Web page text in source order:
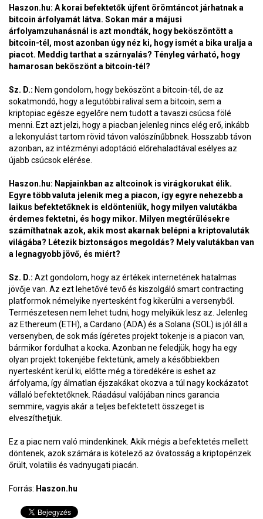
Haszon.hu: A korai befektetők újfent örömtáncot járhatnak a
bitcoin árfolyamát látva. Sokan már a májusi
árfolyamzuhanásnál is azt mondták, hogy beköszöntött a
bitcoin-tél, most azonban úgy néz ki, hogy ismét a bika uralja a
piacot. Meddig tarthat a szárnyalás? Tényleg várható, hogy
hamarosan beköszönt a bitcoin-tél?
Sz. D.: Nem gondolom, hogy beköszönt a bitcoin-tél, de az
sokatmondó, hogy a legutóbbi ralival sem a bitcoin, sem a
kriptopiac egésze egyelőre nem tudott a tavaszi csúcsa fölé
menni. Ezt azt jelzi, hogy a piacban jelenleg nincs elég erő, inkább
a lekonyulást tartom rövid távon valószínűbbnek. Hosszabb távon
azonban, az intézményi adoptáció előrehaladtával esélyes az
újabb csúcsok elérése.
Haszon.hu: Napjainkban az altcoinok is virágkorukat élik.
Egyre több valuta jelenik meg a piacon, így egyre nehezebb a
laikus befektetőknek is eldönteniük, hogy milyen valutákba
érdemes fektetni, és hogy mikor. Milyen megtérülésekre
számíthatnak azok, akik most akarnak belépni a kriptovaluták
világába? Létezik biztonságos megoldás? Mely valutákban van
a legnagyobb jövő, és miért?
Sz. D.: Azt gondolom, hogy az értékek internetének hatalmas
jövője van. Az ezt lehetővé tevő és kiszolgáló smart contracting
platformok némelyike nyertesként fog kikerülni a versenyből.
Természetesen nem lehet tudni, hogy melyikük lesz az. Jelenleg
az Ethereum (ETH), a Cardano (ADA) és a Solana (SOL) is jól áll a
versenyben, de sok más ígéretes projekt tokenje is a piacon van,
bármikor fordulhat a kocka. Azonban ne feledjük, hogy ha egy
olyan projekt tokenjébe fektetünk, amely a későbbiekben
nyertesként kerül ki, előtte még a töredékére is eshet az
árfolyama, így álmatlan éjszakákat okozva a túl nagy kockázatot
vállaló befektetőknek. Ráadásul valójában nincs garancia
semmire, vagyis akár a teljes befektetett összeget is
elveszíthetjük.
Ez a piac nem való mindenkinek. Akik mégis a befektetés mellett
döntenek, azok számára is kötelező az óvatosság a kriptopénzek
őrült, volatilis és vadnyugati piacán.
Forrás: Haszon.hu